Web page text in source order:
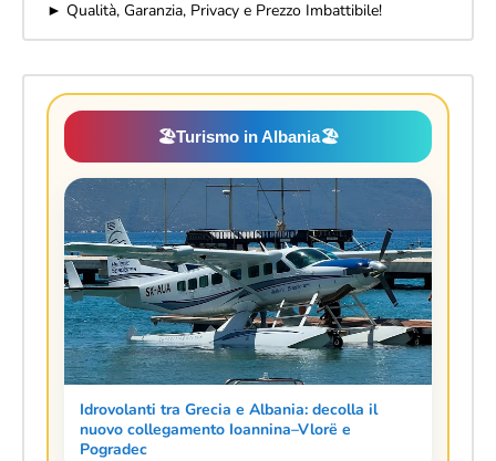
► Qualità, Garanzia, Privacy e Prezzo Imbattibile!
🏖️Turismo in Albania🏖️
Idrovolanti tra Grecia e Albania: decolla il
nuovo collegamento Ioannina–Vlorë e
Pogradec